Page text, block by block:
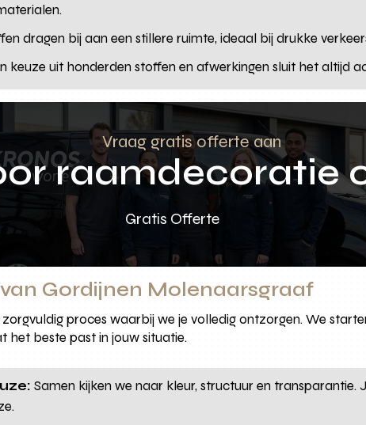
dragen bij aan een stillere ruimte, ideaal bij drukke
keuze uit honderden stoffen en afwerkingen sluit het altijd
Vraag gratis offerte aan
raamdecoratie
Gratis Offerte
Gordijnen Molenaarsgraaf
proces waarbij we je volledig ontzorgen. We
het beste past in jouw situatie.
Samen kijken we naar kleur, structuur en transparantie.